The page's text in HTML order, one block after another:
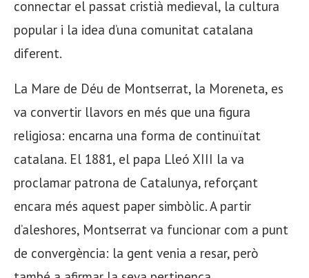
connectar el passat cristià medieval, la cultura
popular i la idea d’una comunitat catalana
diferent.
La Mare de Déu de Montserrat, la Moreneta, es
va convertir llavors en més que una figura
religiosa: encarna una forma de continuïtat
catalana. El 1881, el papa Lleó XIII la va
proclamar patrona de Catalunya, reforçant
encara més aquest paper simbòlic. A partir
d’aleshores, Montserrat va funcionar com a punt
de convergència: la gent venia a resar, però